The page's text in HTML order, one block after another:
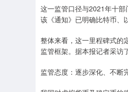
这一监管口径与2021年十
该《通知》已明确比特币、
整体来看，这一里程碑式的
监管框架。据本报记者采访
监管态度：逐步深化、不断